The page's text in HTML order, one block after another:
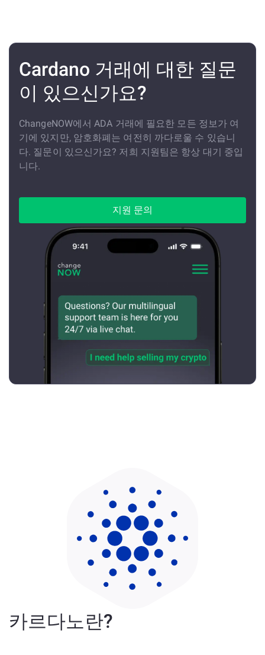
Cardano 거래에 대한 질문
이 있으신가요?
ChangeNOW에서 ADA 거래에 필요한 모든 정보가 여
기에 있지만, 암호화폐는 여전히 까다로울 수 있습니
다. 질문이 있으신가요? 저희 지원팀은 항상 대기 중입
니다.
지원 문의
카르다노란?